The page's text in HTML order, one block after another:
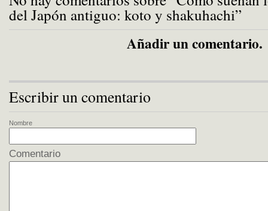
del Japón antiguo: koto y shakuhachi”
Añadir un comentario.
Escribir un comentario
Nombre
Comentario